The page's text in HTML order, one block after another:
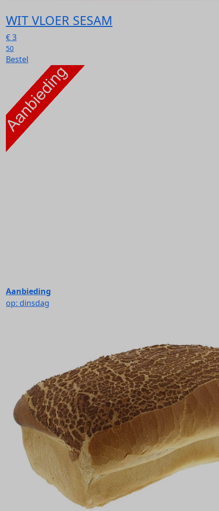
WIT VLOER SESAM
€3
50
Bestel
Aanbieding
op: dinsdag